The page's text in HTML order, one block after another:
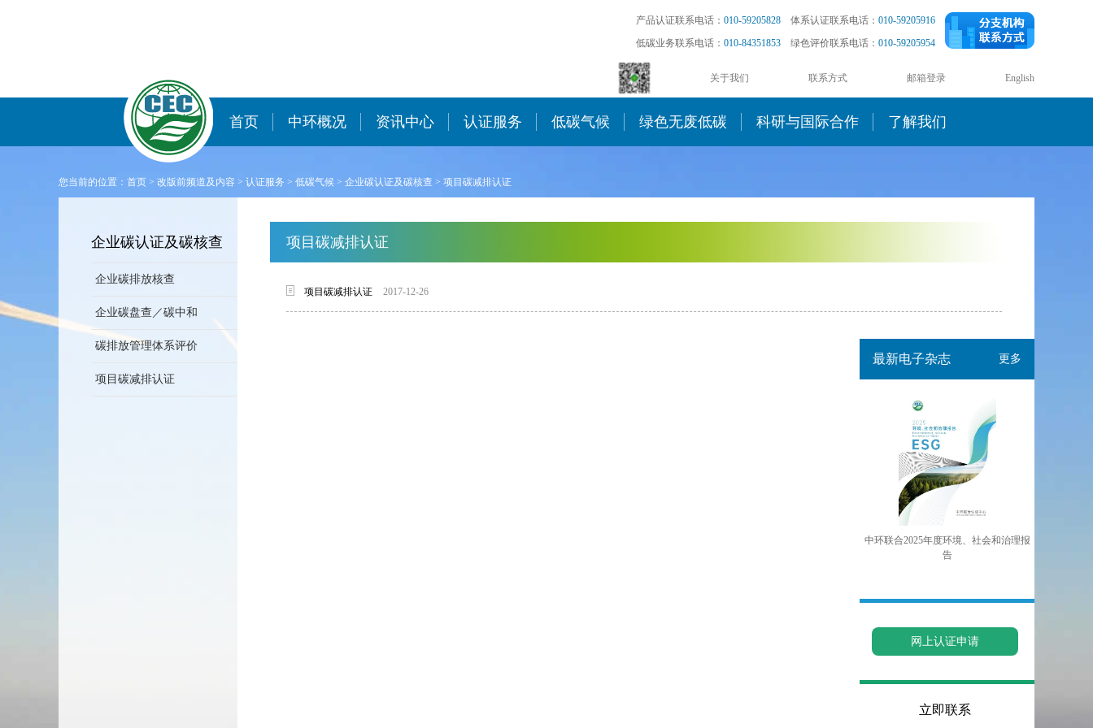
产品认证联系电话： 010-59205828 体系认证联系电话： 010-59205916
低碳业务联系电话： 010-84351853 绿色评价联系电话： 010-59205954
English
邮箱登录
联系方式
关于我们
首页 中环概况 资讯中心 认证服务 低碳气候 绿色无废低碳 科研与国际合作 了解我们
您当前的位置： 首页 > 改版前频道及内容 > 认证服务 > 低碳气候 > 企业碳认证及碳核查 > 项目碳减排认证
企业碳认证及碳核查
企业碳排放核查
企业碳盘查／碳中和
碳排放管理体系评价
项目碳减排认证
项目碳减排认证
项目碳减排认证 2017-12-26
最新电子杂志 更多
中环联合2025年度环境、社会和治理报
告
网上认证申请
立即联系